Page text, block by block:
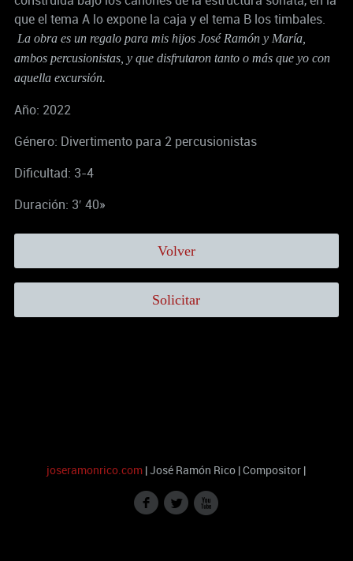
que el tema A lo expone la caja y el tema B los timbales.
La obra es un regalo para mis hijos José Ramón y María,
ambos percusionistas, y que disfrutaron tanto o más que yo con
aquella excursión.
Año: 2022
Género: Divertimento para 2 percusionistas
Dificultad: 3-4
Duración: 3′ 40»
Volver
Solicitar
joseramonrico.com | José Ramón Rico | Compositor |
f l x